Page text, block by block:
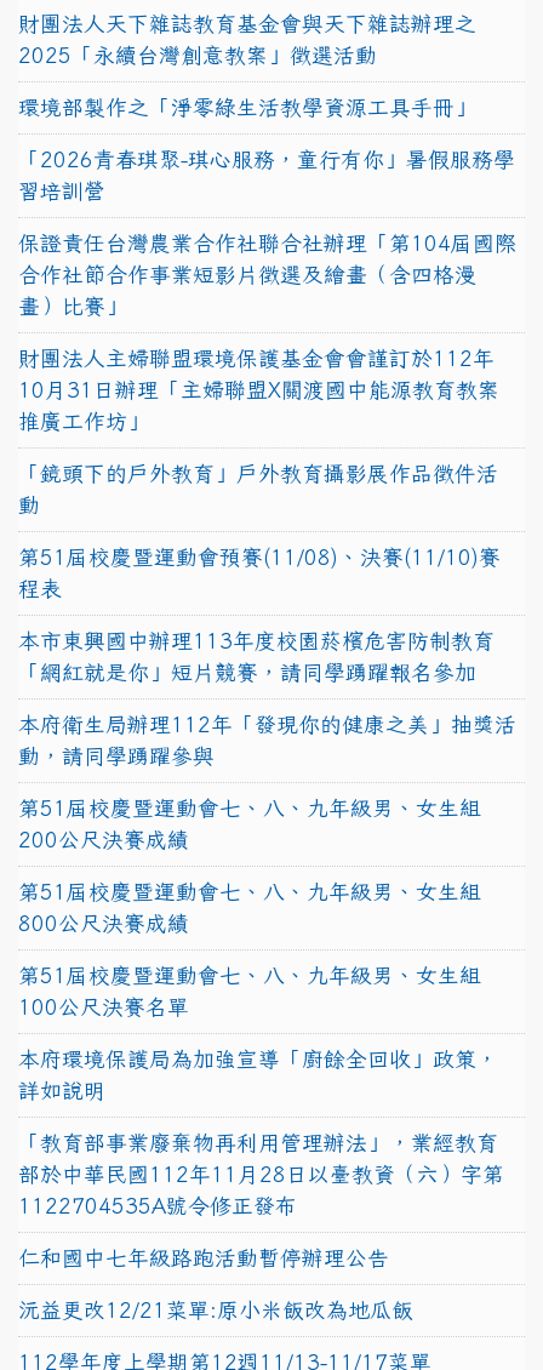
財團法人天下雜誌教育基金會與天下雜誌辦理之
2025「永續台灣創意教案」徵選活動
環境部製作之「淨零綠生活教學資源工具手冊」
「2026青春琪聚-琪心服務，童行有你」暑假服務學
習培訓營
保證責任台灣農業合作社聯合社辦理「第104屆國際
合作社節合作事業短影片徵選及繪畫（含四格漫
畫）比賽」
財團法人主婦聯盟環境保護基金會會謹訂於112年
10月31日辦理「主婦聯盟X關渡國中能源教育教案
推廣工作坊」
「鏡頭下的戶外教育」戶外教育攝影展作品徵件活
動
第51屆校慶暨運動會預賽(11/08)、決賽(11/10)賽
程表
本市東興國中辦理113年度校園菸檳危害防制教育
「網紅就是你」短片競賽，請同學踴躍報名參加
本府衛生局辦理112年「發現你的健康之美」抽獎活
動，請同學踴躍參與
第51屆校慶暨運動會七、八、九年級男、女生組
200公尺決賽成績
第51屆校慶暨運動會七、八、九年級男、女生組
800公尺決賽成績
第51屆校慶暨運動會七、八、九年級男、女生組
100公尺決賽名單
本府環境保護局為加強宣導「廚餘全回收」政策，
詳如說明
「教育部事業廢棄物再利用管理辦法」，業經教育
部於中華民國112年11月28日以臺教資（六）字第
1122704535A號令修正發布
仁和國中七年級路跑活動暫停辦理公告
沅益更改12/21菜單:原小米飯改為地瓜飯
112學年度上學期第12週11/13-11/17菜單